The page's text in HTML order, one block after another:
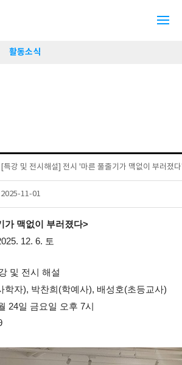
활동소식
[특강 및 전시해설] 전시 '마른 풀줄기가 맥없이 부러졌
2025-11-01
가 맥없이 부러졌다>
12. 6. 토
및 전시 해설
학자), 박찬희(학예사), 배성호(초등교사)
24일 금요일 오후 7시